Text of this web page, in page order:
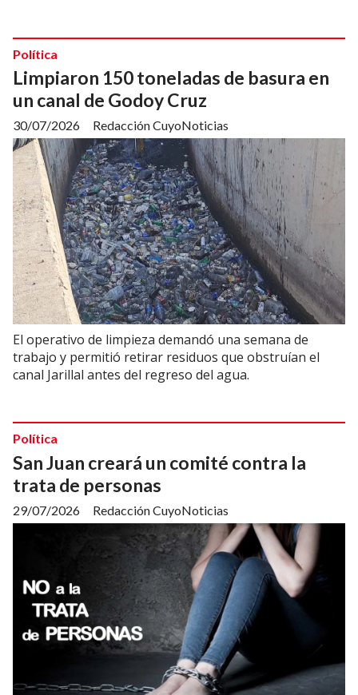
Limpiaron 150 toneladas de basura en
un canal de Godoy Cruz
Redacción CuyoNoticias
Política
30/07/2026
El operativo de limpieza demandó una semana de
trabajo y permitió retirar residuos que obstruían el
canal Jarillal antes del regreso del agua.
San Juan creará un comité contra la
trata de personas
Redacción CuyoNoticias
Política
29/07/2026